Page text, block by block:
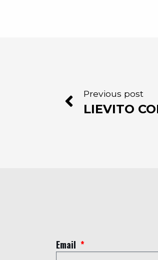
Previous post
LIEVITO
Email